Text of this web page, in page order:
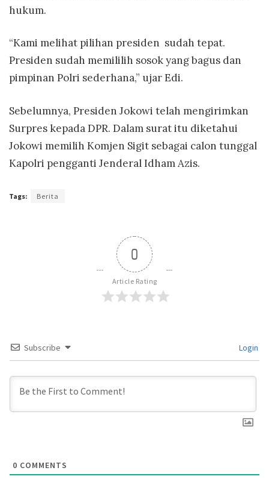
hukum.
“Kami melihat pilihan presiden sudah tepat.
Presiden sudah memililih sosok yang bagus dan
pimpinan Polri sederhana,” ujar Edi.
Sebelumnya, Presiden Jokowi telah mengirimkan
Surpres kepada DPR. Dalam surat itu diketahui
Jokowi memilih Komjen Sigit sebagai calon tunggal
Kapolri pengganti Jenderal Idham Azis.
Tags: Berita
0
Article Rating
Subscribe Login
0 COMMENTS